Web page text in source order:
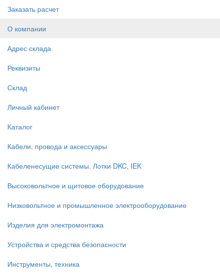
Заказать расчет
О компании
Адрес склада
Реквизиты
Склад
Личный кабинет
Каталог
Кабели, провода и аксессуары
Кабеленесущие системы. Лотки DKC, IEK
Высоковольтное и щитовое оборудование
Низковольтное и промышленное электрооборудование
Изделия для электромонтажа
Устройства и средства безопасности
Инструменты, техника